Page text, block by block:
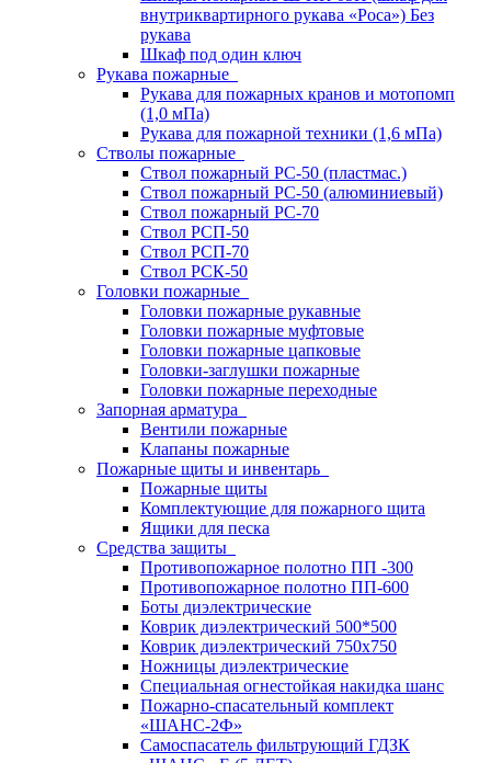
внутриквартирного рукава «Роса») Без
рукава
Шкаф под один ключ
Рукава пожарные
Рукава для пожарных кранов и мотопомп
(1,0 мПа)
Рукава для пожарной техники (1,6 мПа)
Стволы пожарные
Ствол пожарный РС-50 (пластмас.)
Ствол пожарный РС-50 (алюминиевый)
Ствол пожарный РС-70
Ствол РСП-50
Ствол РСП-70
Ствол РСК-50
Головки пожарные
Головки пожарные рукавные
Головки пожарные муфтовые
Головки пожарные цапковые
Головки-заглушки пожарные
Головки пожарные переходные
Запорная арматура
Вентили пожарные
Клапаны пожарные
Пожарные щиты и инвентарь
Пожарные щиты
Комплектующие для пожарного щита
Ящики для песка
Средства защиты
Противопожарное полотно ПП -300
Противопожарное полотно ПП-600
Боты диэлектрические
Коврик диэлектрический 500*500
Коврик диэлектрический 750х750
Ножницы диэлектрические
Специальная огнестойкая накидка шанс
Пожарно-спасательный комплект
«ШАНС-2Ф»
Самоспасатель фильтрующий ГДЗК